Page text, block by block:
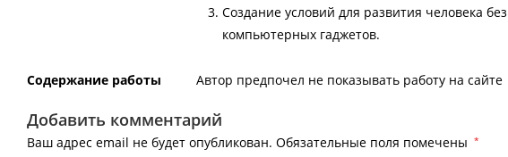
Создание условий для развития человека
компьютерных гаджетов.
Содержание работы Автор предпочел не показывать работу на сайте
Добавить комментарий
Ваш адрес email не будет опубликован. Обязательные поля помечены *